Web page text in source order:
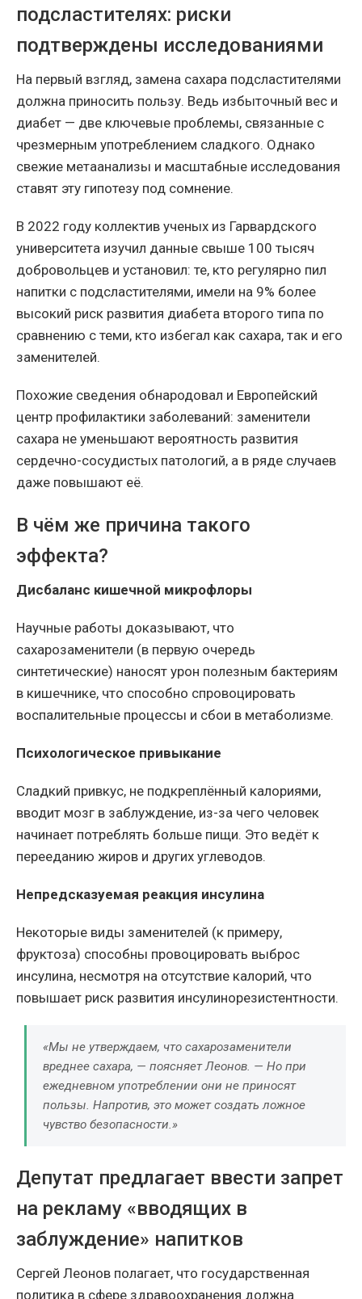
подсластителях: риски
подтверждены исследованиями
На первый взгляд, замена сахара подсластителями
должна приносить пользу. Ведь избыточный вес и
диабет — две ключевые проблемы, связанные с
чрезмерным употреблением сладкого. Однако
свежие метаанализы и масштабные исследования
ставят эту гипотезу под сомнение.
В 2022 году коллектив ученых из Гарвардского
университета изучил данные свыше 100 тысяч
добровольцев и установил: те, кто регулярно пил
напитки с подсластителями, имели на 9% более
высокий риск развития диабета второго типа по
сравнению с теми, кто избегал как сахара, так и его
заменителей.
Похожие сведения обнародовал и Европейский
центр профилактики заболеваний: заменители
сахара не уменьшают вероятность развития
сердечно-сосудистых патологий, а в ряде случаев
даже повышают её.
В чём же причина такого
эффекта?
Дисбаланс кишечной микрофлоры
Научные работы доказывают, что
сахарозаменители (в первую очередь
синтетические) наносят урон полезным бактериям
в кишечнике, что способно спровоцировать
воспалительные процессы и сбои в метаболизме.
Психологическое привыкание
Сладкий привкус, не подкреплённый калориями,
вводит мозг в заблуждение, из-за чего человек
начинает потреблять больше пищи. Это ведёт к
перееданию жиров и других углеводов.
Непредсказуемая реакция инсулина
Некоторые виды заменителей (к примеру,
фруктоза) способны провоцировать выброс
инсулина, несмотря на отсутствие калорий, что
повышает риск развития инсулинорезистентности.
«Мы не утверждаем, что сахарозаменители
вреднее сахара, — поясняет Леонов. — Но при
ежедневном употреблении они не приносят
пользы. Напротив, это может создать ложное
чувство безопасности.»
Депутат предлагает ввести запрет
на рекламу «вводящих в
заблуждение» напитков
Сергей Леонов полагает, что государственная
политика в сфере здравоохранения должна